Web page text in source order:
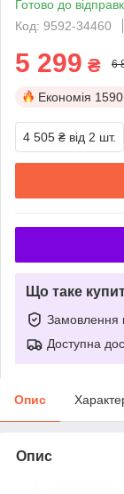
Готово до
Код: 9592-34460
5 299 ₴ 6
Економія
4 505 ₴ від 2 шт.
Що таке
Замовлення
Доступна
Опис
Опис